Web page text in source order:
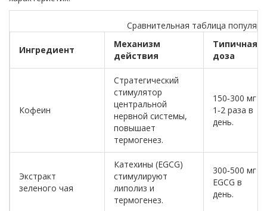
Сравнительная таблица
Ингредиент
Механизм
действия
Типичная
доза
Кофеин
Стратегический
стимулятор
центральной
нервной системы,
повышает
термогенез.
150‑300 мг
1‑2 раза в
день.
Экстракт
зеленого чая
Катехины (EGCG)
стимулируют
липолиз и
термогенез.
300‑500 мг
EGCG в
день.